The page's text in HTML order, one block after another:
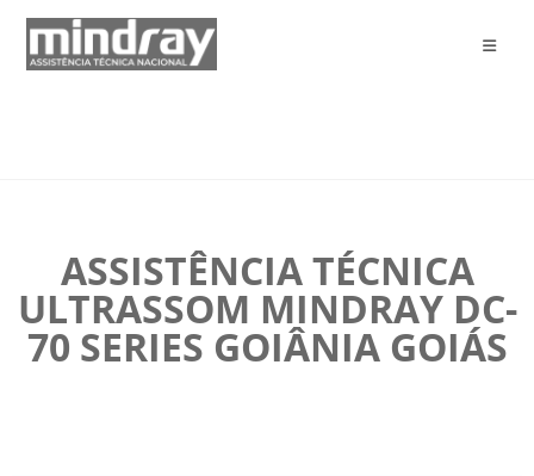
ASSISTÊNCIA TÉCNICA
ULTRASSOM MINDRAY DC-
70 SERIES GOIÂNIA GOIÁS